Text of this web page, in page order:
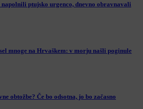
ptujsko urgenco, dnevno obravnavali
mnoge na Hrvaškem: v morju našli poginule
obtožbe? Če bo odsotna, jo bo začasno